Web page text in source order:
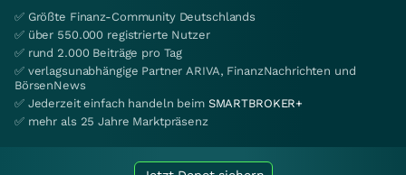
✅ Größte Finanz-Community Deutschlands
✅ über 550.000 registrierte Nutzer
✅ rund 2.000 Beiträge pro Tag
✅ verlagsunabhängige Partner ARIVA, FinanzNachrichten und
BörsenNews
✅ Jederzeit einfach handeln beim SMARTBROKER+
✅ mehr als 25 Jahre Marktpräsenz